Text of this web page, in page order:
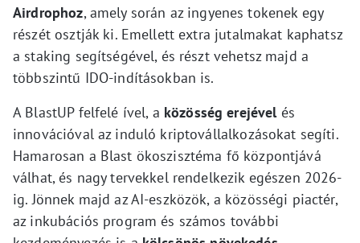
Airdrophoz, amely során az ingyenes tokenek egy
részét osztják ki. Emellett extra jutalmakat kaphatsz
a staking segítségével, és részt vehetsz majd a
többszintű IDO-indításokban is.
A BlastUP felfelé ível, a közösség erejévelés
innovációval az induló kriptovállalkozásokat segíti.
Hamarosan a Blast ökoszisztéma fő központjává
válhat, és nagy tervekkel rendelkezik egészen 2026-
ig. Jönnek majd az AI-eszközök, a közösségi piactér,
az inkubációs program és számos további